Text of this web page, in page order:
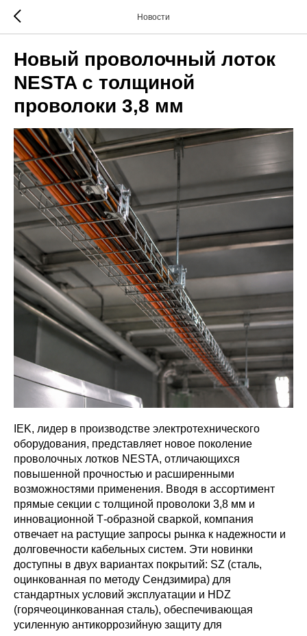
Новости
Новый проволочный лоток
NESTA с толщиной
проволоки 3,8 мм
IEK, лидер в производстве электротехнического
оборудования, представляет новое поколение
проволочных лотков NESTA, отличающихся
повышенной прочностью и расширенными
возможностями применения. Вводя в ассортимент
прямые секции с толщиной проволоки 3,8 мм и
инновационной Т-образной сваркой, компания
отвечает на растущие запросы рынка к надежности и
долговечности кабельных систем. Эти новинки
доступны в двух вариантах покрытий: SZ (сталь,
оцинкованная по методу Сендзимира) для
стандартных условий эксплуатации и HDZ
(горячеоцинкованная сталь), обеспечивающая
усиленную антикоррозийную защиту для